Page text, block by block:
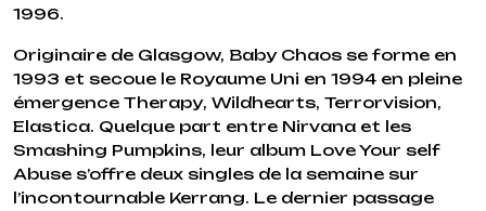
1996.
Originaire de Glasgow, Baby Chaos se forme en
1993 et secoue le Royaume Uni en 1994 en pleine
émergence Therapy, Wildhearts, Terrorvision,
Elastica. Quelque part entre Nirvana et les
Smashing Pumpkins, leur album Love Your self
Abuse s’offre deux singles de la semaine sur
l’incontournable Kerrang. Le dernier passage